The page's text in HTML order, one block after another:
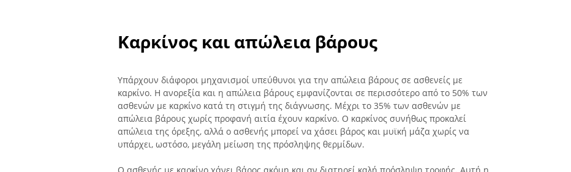
Καρκίνος και απώλεια βάρους
Υπάρχουν διάφοροι μηχανισμοί υπεύθυνοι για την απώλεια βάρους σε ασθενείς με
καρκίνο. Η ανορεξία και η απώλεια βάρους εμφανίζονται σε περισσότερο από το 50% των
ασθενών με καρκίνο κατά τη στιγμή της διάγνωσης. Μέχρι το 35% των ασθενών με
απώλεια βάρους χωρίς προφανή αιτία έχουν καρκίνο. Ο καρκίνος συνήθως προκαλεί
απώλεια της όρεξης, αλλά ο ασθενής μπορεί να χάσει βάρος και μυϊκή μάζα χωρίς να
υπάρχει, ωστόσο, μεγάλη μείωση της πρόσληψης θερμίδων.